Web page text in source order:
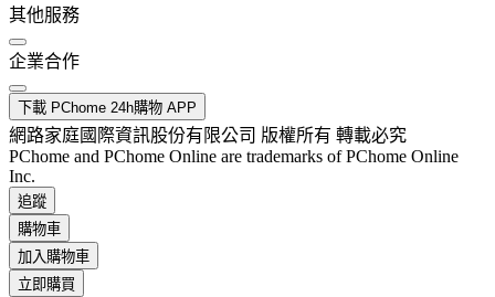
其他服務
企業合作
下載 PChome 24h購物 APP
網路家庭國際資訊股份有限公司 版權所有 轉載必究
PChome and PChome Online are trademarks of PChome Online
Inc.
追蹤
購物車
加入購物車
立即購買